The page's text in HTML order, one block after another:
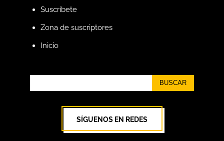
Suscríbete
Zona de suscriptores
Inicio
BUSCAR
SÍGUENOS EN REDES